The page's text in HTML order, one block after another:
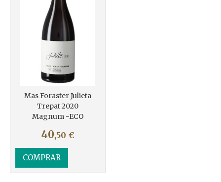
Mas Foraster Julieta
Trepat 2020
Magnum -ECO
40,50 €
COMPRAR